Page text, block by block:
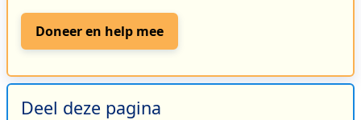
Doneer en help mee
Deel deze pagina